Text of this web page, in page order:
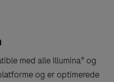
med alle Illumina® og
og er optimerede